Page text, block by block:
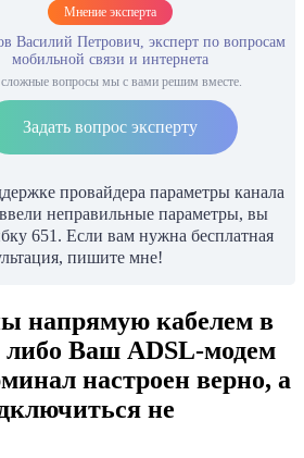
Мнение эксперта
Василий Петрович, эксперт по вопросам
мобильной связи и интернета
вопросы мы с вами решим вместе.
Задать вопрос эксперту
провайдера параметры канала
неправильные параметры, вы
651. Если вам нужна бесплатная
пишите мне!
напрямую кабелем в
либо Ваш ADSL-модем
настроен верно, а
не